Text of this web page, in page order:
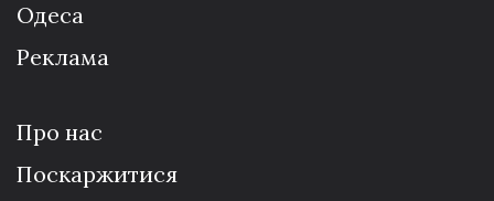
Одеса
Реклама
Про нас
Поскаржитися